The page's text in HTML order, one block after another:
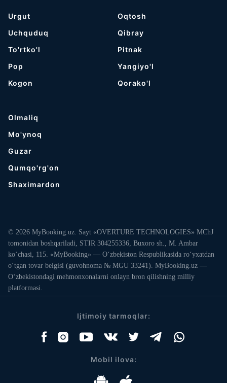
Urgut
Uchquduq
To'rtko'l
Pop
Kogon
Oqtosh
Qibray
Pitnak
Yangiyo'l
Qorako'l
Olmaliq
Mo'ynoq
Guzar
Qumqo'rg'on
Shaximardon
© 2026 MyBooking.uz. Sayt «OVERTURE TECHNOLOGIES» MChJ
tomonidan boshqariladi, STIR 304255336, Buxoro sh., M. Ambar
ko‘chasi, 115. «MyBooking» — O‘zbekiston Respublikasida ro‘yxatdan
o‘tgan tovar belgisi (guvohnoma № MGU 33241). MyBooking.uz —
O‘zbekistondagi mehmonxonalarni onlayn bron qilishning milliy
platformasi.
Ijtimoiy tarmoqlar:
Mobil ilova: